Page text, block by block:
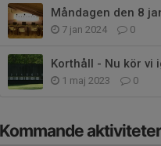
Måndagen den 8
7 jan 2024 0
Korthåll - Nu kör vi
1 maj 2023 0
Kommande aktiviteter